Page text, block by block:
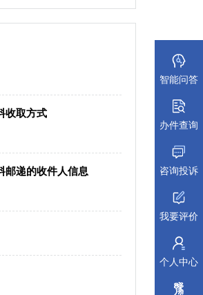
收取方式
邮递的收件人信息
智能问答
办件查询
咨询投诉
我要评价
个人中心